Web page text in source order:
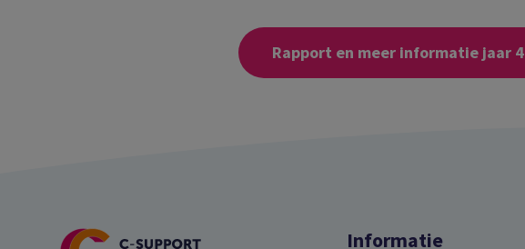
Rapport en meer informatie jaar 4
Informatie